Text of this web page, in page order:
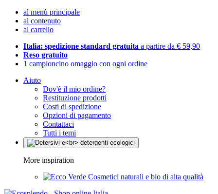
al menù principale
al contenuto
al carrello
Italia: spedizione standard gratuita a partire da € 59,90
Reso gratuito
1 campioncino omaggio con ogni ordine
Aiuto
Dov'è il mio ordine?
Restituzione prodotti
Costi di spedizione
Opzioni di pagamento
Contattaci
Tutti i temi
More inspiration
Cosmetici naturali e bio di alta qualità